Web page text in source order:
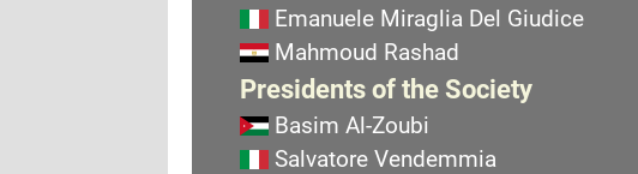
Emanuele Miraglia Del Giudice
Mahmoud Rashad
Presidents of the Society
Basim Al-Zoubi
Salvatore Vendemmia